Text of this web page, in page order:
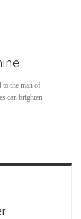
to the man of
can brighten